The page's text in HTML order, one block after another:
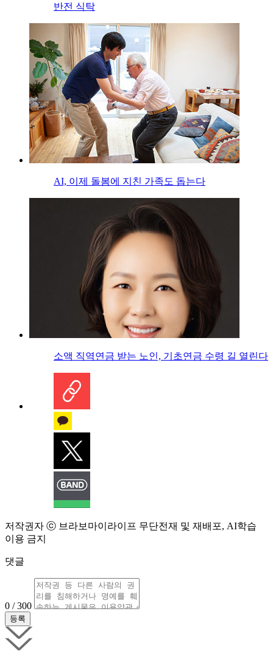
반전 식탁
AI, 이제 돌봄에 지친 가족도 돕는다
소액 직역연금 받는 노인, 기초연금 수령 길 열린다
저작권자 ⓒ 브라보마이라이프 무단전재 및 재배포, AI학습
이용 금지
댓글
0 / 300